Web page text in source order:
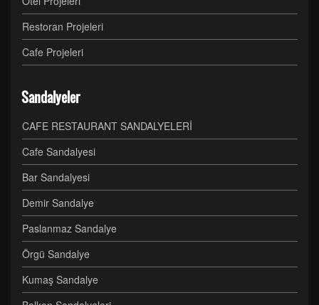
Restoran Projeleri
Cafe Projeleri
Sandalyeler
CAFE RESTAURANT SANDALYELERİ
Cafe Sandalyesi
Bar Sandalyesi
Demir Sandalye
Paslanmaz Sandalye
Örgü Sandalye
Kumaş Sandalye